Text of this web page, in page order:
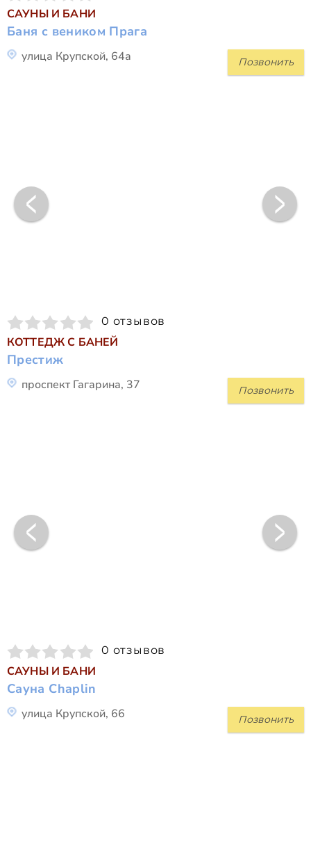
САУНЫ И БАНИ
Баня с веником Прага
Позвонить
улица Крупской, 64а
0 отзывов
КОТТЕДЖ С БАНЕЙ
Престиж
Позвонить
проспект Гагарина, 37
0 отзывов
САУНЫ И БАНИ
Сауна Chaplin
Позвонить
улица Крупской, 66